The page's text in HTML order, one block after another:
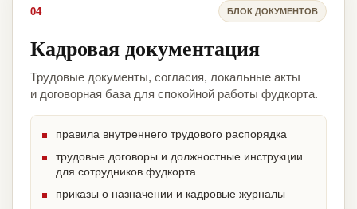
04 БЛОК ДОКУМЕНТОВ
Кадровая документация
Трудовые документы, согласия, локальные акты
и договорная база для спокойной работы фудкорта.
правила внутреннего трудового распорядка
трудовые договоры и должностные инструкции
для сотрудников фудкорта
приказы о назначении и кадровые журналы